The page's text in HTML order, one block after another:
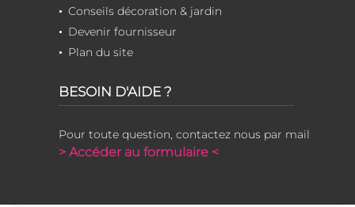
Conseils décoration & jardin
Devenir fournisseur
Plan du site
BESOIN D'AIDE ?
Pour toute question, contactez nous par mail
> Accéder au formulaire <